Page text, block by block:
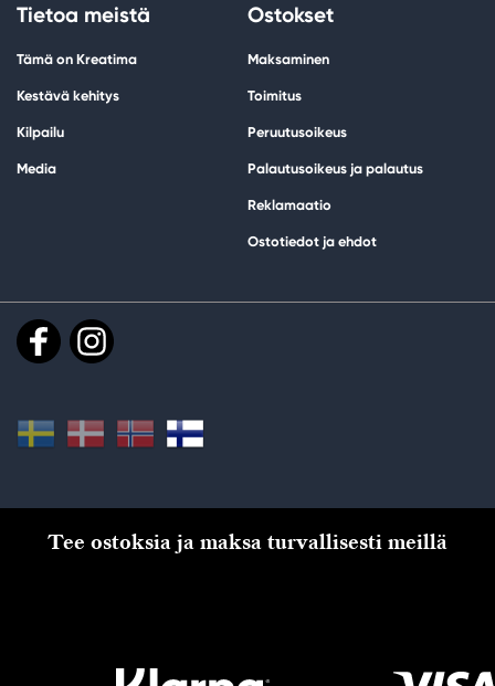
Tietoa meistä
Tämä on Kreatima
Kestävä kehitys
Kilpailu
Media
Ostokset
Maksaminen
Toimitus
Peruutusoikeus
Palautusoikeus ja palautus
Reklamaatio
Ostotiedot ja ehdot
Tee ostoksia ja maksa turvallisesti meillä